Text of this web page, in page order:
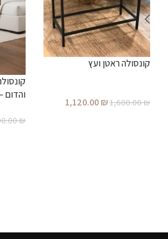
קונסולה ראטן ועץ
1,600.00₪
1,120.00₪
והדום
₪